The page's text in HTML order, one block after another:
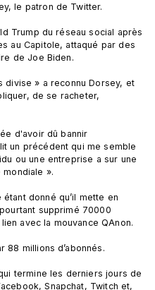
le patron de Twitter.
Trump du réseau social après
au Capitole, attaqué par des
de Joe Biden.
divise » a reconnu Dorsey, et
de se racheter,
d'avoir dû bannir
un précédent qui me semble
ou une entreprise a sur une
».
donné qu’il mette en
supprimé 70000
avec la mouvance QAnon.
88 millions d’abonnés.
termine les derniers jours de
Snapchat, Twitch et,